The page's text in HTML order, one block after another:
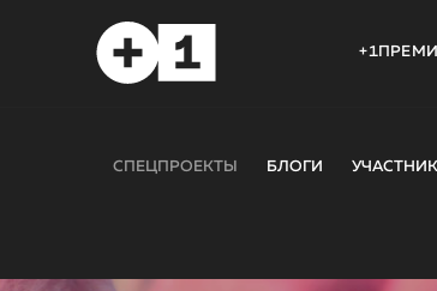
СПЕЦПРОЕКТЫ БЛОГИ